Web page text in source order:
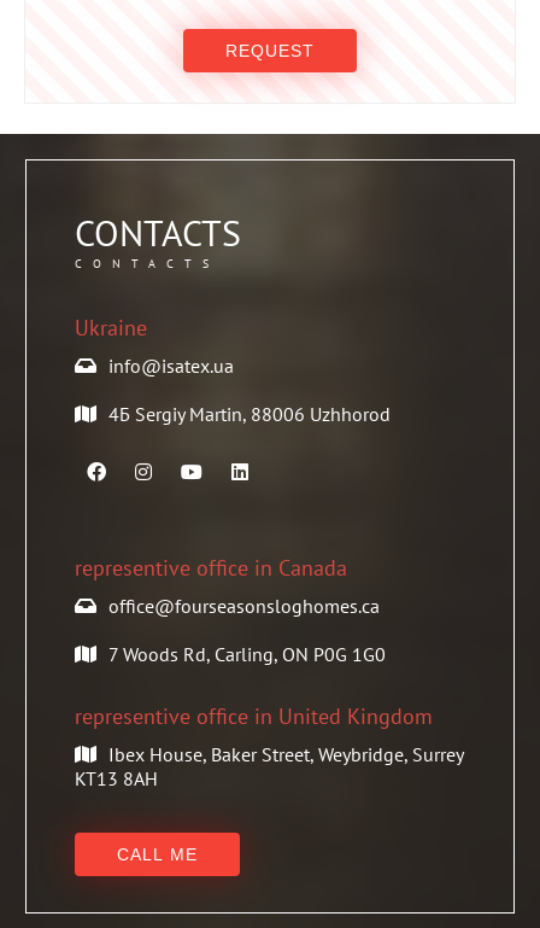
REQUEST
CONTACTS
CONTACTS
Ukraine
info@isatex.ua
4Б Sergiy Martin, 88006 Uzhhorod
representive office in Canada
office@fourseasonsloghomes.ca
7 Woods Rd, Carling, ON P0G 1G0
representive office in United Kingdom
Ibex House, Baker Street, Weybridge, Surrey
KT13 8AH
CALL ME